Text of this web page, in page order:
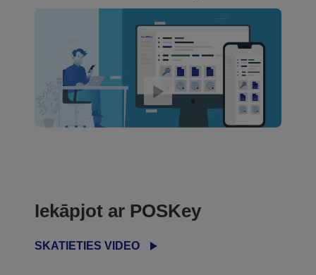
Iekāpjot ar POSKey
SKATIETIES VIDEO